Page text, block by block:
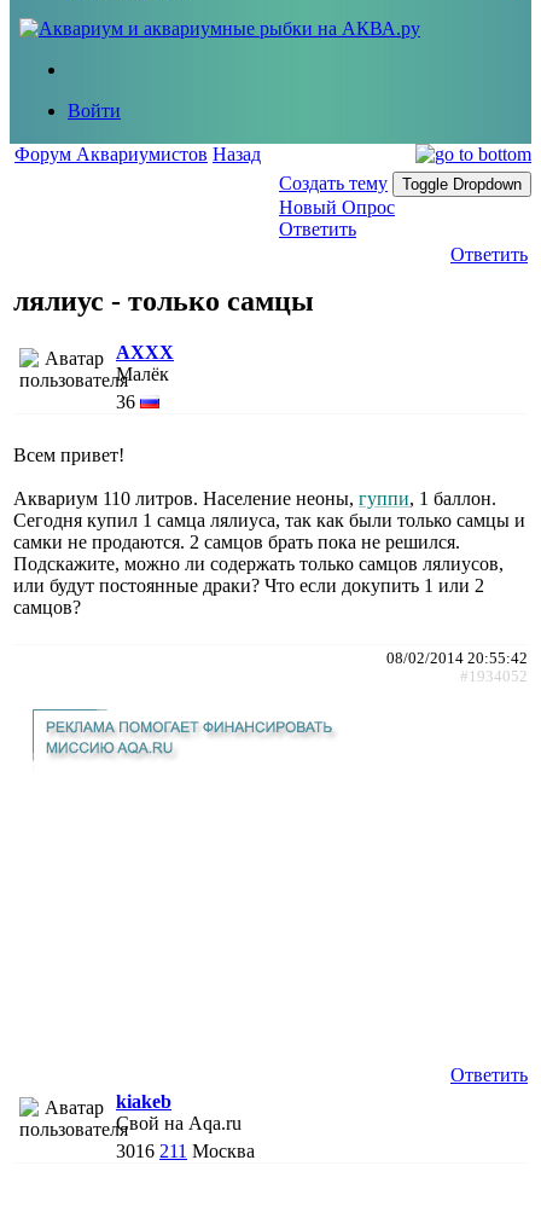
Войти
Форум Аквариумистов Назад
Создать тему
Toggle Dropdown
Новый Опрос
Ответить
Ответить
лялиус - только самцы
AXXX
Малёк
36
Всем привет!
Аквариум 110 литров. Население неоны, гуппи, 1 баллон.
Сегодня купил 1 самца лялиуса, так как были только самцы и
самки не продаются. 2 самцов брать пока не решился.
Подскажите, можно ли содержать только самцов лялиусов,
или будут постоянные драки? Что если докупить 1 или 2
самцов?
08/02/2014 20:55:42
#1934052
Ответить
kiakeb
Свой на Aqa.ru
3016 211 Москва